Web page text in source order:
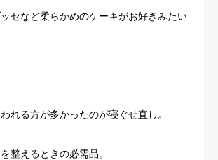
セなど柔らかめのケーキがお好きみたい
れる方が多かったのが寝ぐせ直し。
整えるときの必需品。